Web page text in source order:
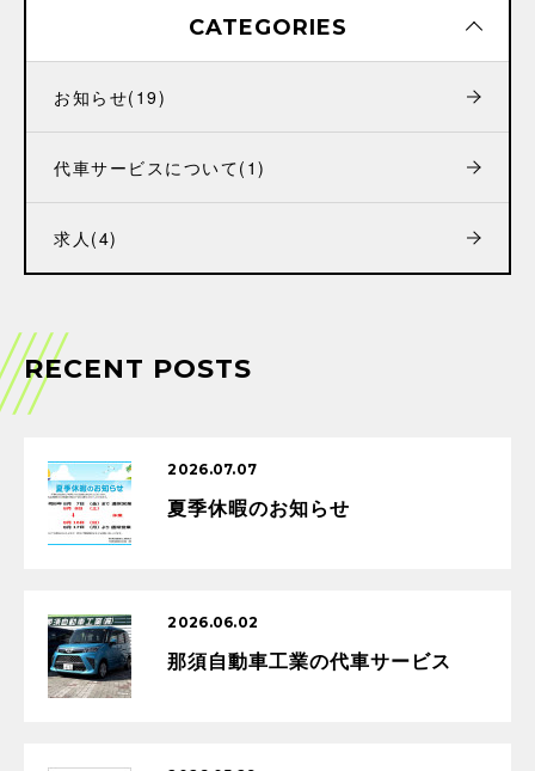
CATEGORIES
お知らせ(19)
代車サービスについて(1)
求人 (4)
RECENT POSTS
2026.07.07
夏季休暇のお知らせ
2026.06.02
那須自動車工業の代車サービス